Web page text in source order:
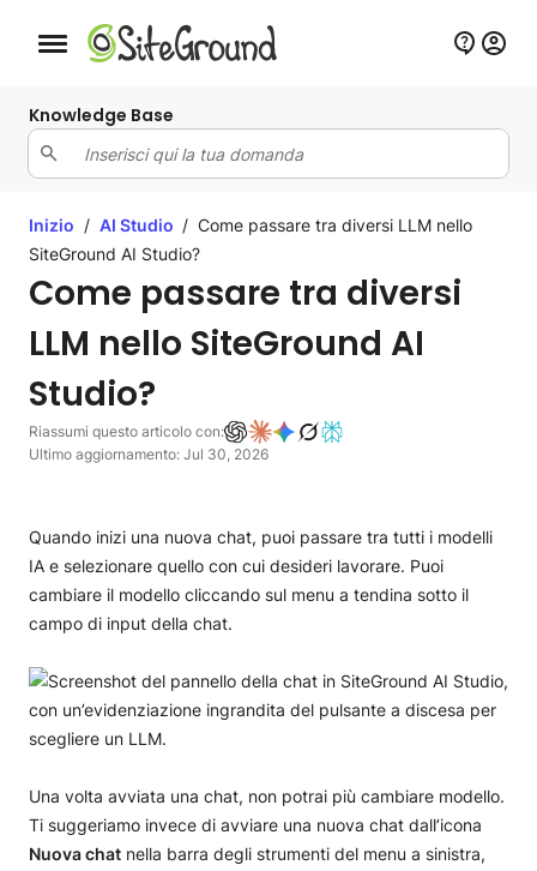
Bottone navigazione da mobile
Knowledge Base
Inizio / AI Studio / Come passare tra diversi LLM nello
SiteGround AI Studio?
Come passare tra diversi
LLM nello SiteGround AI
Studio?
Riassumi questo articolo con:
Ultimo aggiornamento: Jul 30, 2026
Quando inizi una nuova chat, puoi passare tra tutti i modelli
IA e selezionare quello con cui desideri lavorare. Puoi
cambiare il modello cliccando sul menu a tendina sotto il
campo di input della chat.
Una volta avviata una chat, non potrai più cambiare modello.
Ti suggeriamo invece di avviare una nuova chat dall’icona
Nuova chat nella barra degli strumenti del menu a sinistra,